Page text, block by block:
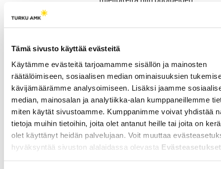
Tämä sivusto käyttää evästeitä
Käytämme evästeitä tarjoamamme sisällön ja mainosten
räätälöimiseen, sosiaalisen median ominaisuuksien
kävijämäärämme analysoimiseen. Lisäksi jaamme
median, mainosalan ja analytiikka-alan kumppaneillemme
miten käytät sivustoamme. Kumppanimme voivat yhdistää
tietoja muihin tietoihin, joita olet antanut heille tai joita on
olet käyttänyt heidän palvelujaan. Voit muuttaa
hyväksyntää sivuston alalaidassa olevasta Evästeasetukset
ohjaavat tasa-
ikäluokkien pieneneminen,
joka alkaa näkyä
Puolustusvoimissa jo
lähivuosina.
Pelastushelikopteri
hälytetään vain
kriittisimpiin tehtäviin -
"Kuolemaa kohtaa
lähes joka vuorossa"